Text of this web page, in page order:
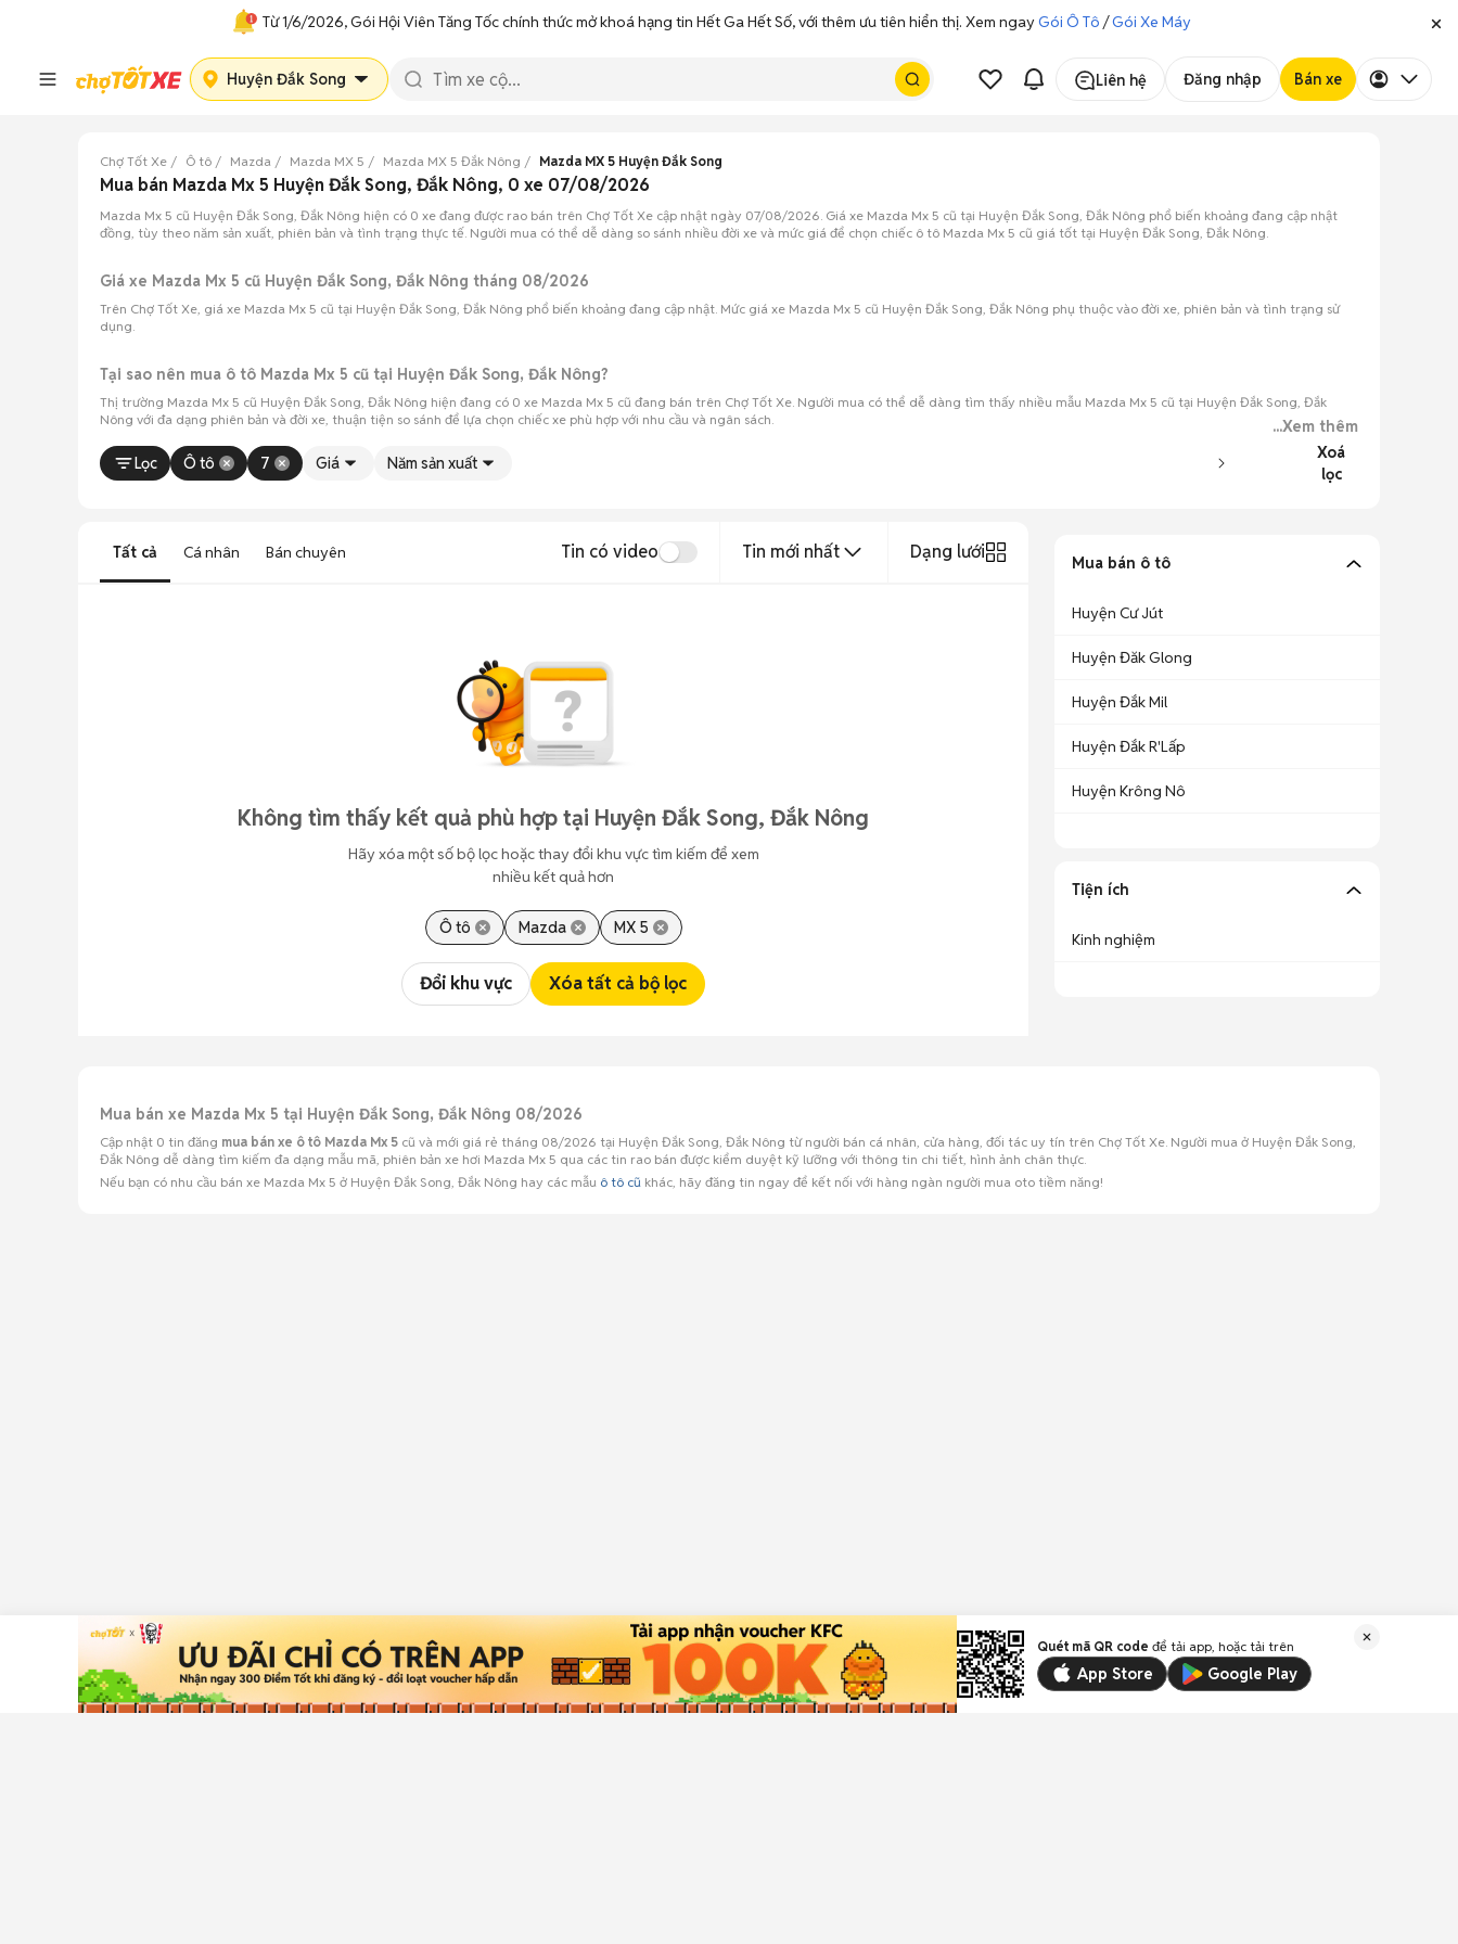
Từ 1/6/2026, Gói Hội Viên Tăng Tốc chính thức mở khoá hạng tin Hết Ga Hết Số, với thêm ưu tiên hiển thị. Xem ngayGói Ô Tô /Gói Xe Máy
Huyện Đắk Song Liên hệ Đăng nhập Bán xe
Chợ Tốt Xe Ô tô Mazda Mazda MX 5 Mazda MX 5 Đắk Nông Mazda MX 5 Huyện Đắk Song
Mua bán Mazda Mx 5 Huyện Đắk Song, Đắk Nông, 0 xe 07/08/2026
Mazda Mx 5 cũ Huyện Đắk Song, Đắk Nông hiện có 0 xe đang được rao bán trên Chợ Tốt Xe cập nhật ngày 07/08/2026. Giá xe Mazda Mx 5 cũ tại Huyện Đắk Song, Đắk Nông phổ biến khoảng đang cập nhật
đồng, tùy theo năm sản xuất, phiên bản và tình trạng thực tế. Người mua có thể dễ dàng so sánh nhiều đời xe và mức giá để chọn chiếc ô tô Mazda Mx 5 cũ giá tốt tại Huyện Đắk Song, Đắk Nông.
Giá xe Mazda Mx 5 cũ Huyện Đắk Song, Đắk Nông tháng 08/2026
Trên Chợ Tốt Xe, giá xe Mazda Mx 5 cũ tại Huyện Đắk Song, Đắk Nông phổ biến khoảng đang cập nhật. Mức giá xe Mazda Mx 5 cũ Huyện Đắk Song, Đắk Nông phụ thuộc vào đời xe, phiên bản và tình trạng sử
dụng.
Tại sao nên mua ô tô Mazda Mx 5 cũ tại Huyện Đắk Song, Đắk Nông?
Thị trường Mazda Mx 5 cũ Huyện Đắk Song, Đắk Nông hiện đang có 0 xe Mazda Mx 5 cũ đang bán trên Chợ Tốt Xe. Người mua có thể dễ dàng tìm thấy nhiều mẫu Mazda Mx 5 cũ tại Huyện Đắk Song, Đắk
Nông với đa dạng phiên bản và đời xe, thuận tiện so sánh để lựa chọn chiếc xe phù hợp với nhu cầu và ngân sách.
...Xem thêm
Lọc
Ô tô 7 Giá Năm sản xuất
Xoá
lọc
Tất cả Cá nhân Bán chuyên Tin có video Tin mới nhất Dạng lưới
Không tìm thấy kết quả phù hợp tại Huyện Đắk Song, Đắk Nông
Hãy xóa một số bộ lọc hoặc thay đổi khu vực tìm kiếm để xem
nhiều kết quả hơn
Ô tô Mazda MX 5
Đổi khu vực Xóa tất cả bộ lọc
Mua bán ô tô
Huyện Cư Jút
Huyện Đăk Glong
Huyện Đắk Mil
Huyện Đắk R'Lấp
Huyện Krông Nô
Tiện ích
Kinh nghiệm
Mua bán xe Mazda Mx 5 tại Huyện Đắk Song, Đắk Nông 08/2026
Cập nhật 0 tin đăng mua bán xe ô tô Mazda Mx 5 cũ và mới giá rẻ tháng 08/2026 tại Huyện Đắk Song, Đắk Nông từ người bán cá nhân, cửa hàng, đối tác uy tín trên Chợ Tốt Xe. Người mua ở Huyện Đắk Song,
Đắk Nông dễ dàng tìm kiếm đa dạng mẫu mã, phiên bản xe hơi Mazda Mx 5 qua các tin rao bán được kiểm duyệt kỹ lưỡng với thông tin chi tiết, hình ảnh chân thực.
Nếu bạn có nhu cầu bán xe Mazda Mx 5 ở Huyện Đắk Song, Đắk Nông hay các mẫu ô tô cũ khác, hãy đăng tin ngay để kết nối với hàng ngàn người mua oto tiềm năng!
Quét mã QR code để tải app, hoặc tải trên
App Store Google Play